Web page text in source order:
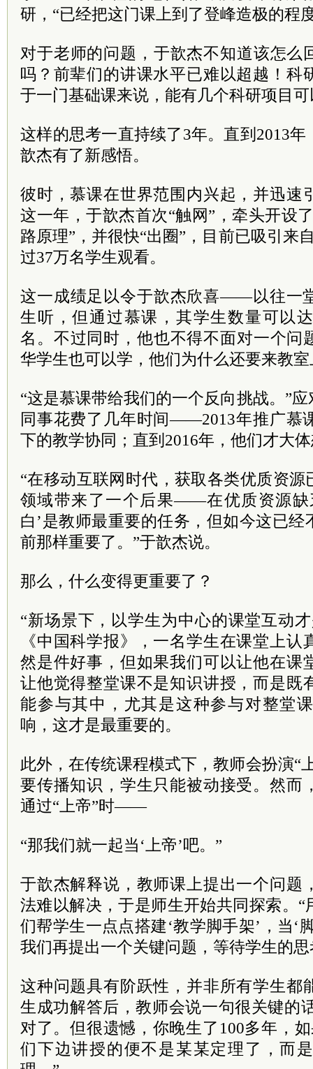
研，“已经把这门课上到了登峰造极的程
对于老师的问题，于歆杰不知道该怎
吗？前辈们的讲课水平已难以超越！科
于一门基础课来说，能有几个科研项目
这样的思考一直持续了3年。直到2013
歆杰有了新感悟。
彼时，慕课在世界范围内兴起，并迅速
这一年，于歆杰首次“触网”，牵头开设
路原理”，并很快“出圈”，目前已吸引来
过37万名学生观看。
这一成绩足以令于歆杰欣喜——以往一
生听，但通过慕课，其学生数量可以
名。不过同时，他也不得不面对一个
华学生也可以学，他们为什么还要来教
“这是慕课带给我们的一个反向挑战。”
同事花费了几年时间——2013年推广慕
下的教学协同；直到2016年，他们才大
“在移动互联网时代，获取各类优质资
领域带来了一个后果——在优质资源缺
白’是教师最重要的任务，但如今这已
前那样重要了。”于歆杰说。
那么，什么变得更重要了？
“新场景下，以学生为中心的课堂互动
《中国科学报》，一名学生在课堂上
然是件好事，但如果我们可以让他在课
让他觉得整堂课不是知识讲授，而是既
能参与其中，尤其是这种参与对整堂
响，这才是最重要的。
此外，在传统课程模式下，教师会扮演“
要传播知识，学生只能被动接受。然而
通过“上帝”时——
“那我们就一起当‘上帝’吧。”
于歆杰解释说，教师课上提出一个问题
法难以解决，于是师生开始共同探索。
们帮学生一点点搭建‘教学脚手架’，当‘
我们再提出一个关键问题，等待学生的
这种问题具有阶跃性，并非所有学生都
生成功解答后，教师会说一句很关键的
对了。但很遗憾，你晚生了100多年，
们下边讲授的便不是某某定理了，而